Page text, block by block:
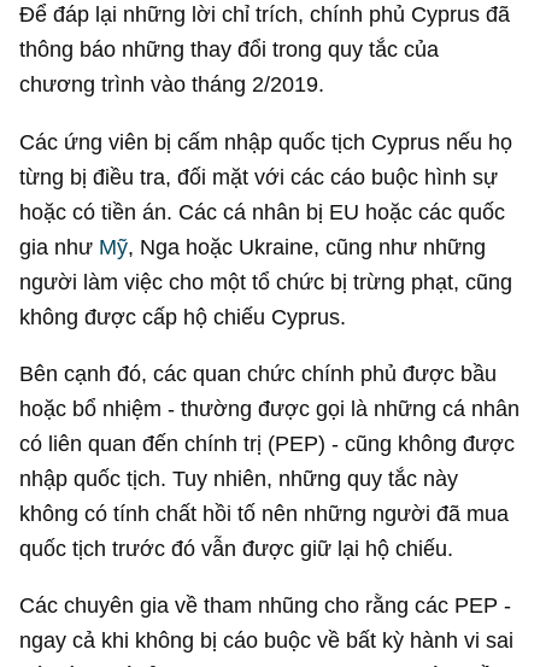
Để đáp lại những lời chỉ trích, chính phủ Cyprus đã
thông báo những thay đổi trong quy tắc của
chương trình vào tháng 2/2019.
Các ứng viên bị cấm nhập quốc tịch Cyprus nếu họ
từng bị điều tra, đối mặt với các cáo buộc hình sự
hoặc có tiền án. Các cá nhân bị EU hoặc các quốc
gia như Mỹ, Nga hoặc Ukraine, cũng như những
người làm việc cho một tổ chức bị trừng phạt, cũng
không được cấp hộ chiếu Cyprus.
Bên cạnh đó, các quan chức chính phủ được bầu
hoặc bổ nhiệm - thường được gọi là những cá nhân
có liên quan đến chính trị (PEP) - cũng không được
nhập quốc tịch. Tuy nhiên, những quy tắc này
không có tính chất hồi tố nên những người đã mua
quốc tịch trước đó vẫn được giữ lại hộ chiếu.
Các chuyên gia về tham nhũng cho rằng các PEP -
ngay cả khi không bị cáo buộc về bất kỳ hành vi sai